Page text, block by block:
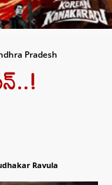
Pradesh
Ravula